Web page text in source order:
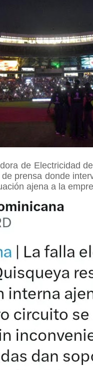
de Electricidad
prensa donde
ajena a la